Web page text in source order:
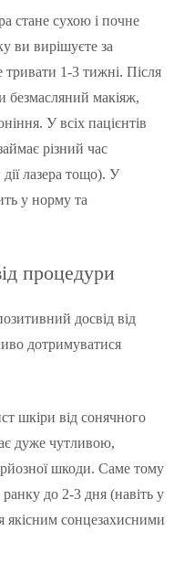
стане сухою і почне
ви вирішуєте за
1-3 тижні. Після
безмасляний макіяж,
У всіх пацієнтів
різний час
лазера тощо). У
у норму та
процедури
досвід від
дотримуватися
шкіри від сонячного
дуже чутливою,
шкоди. Саме тому
до 2-3 дня (навіть у
якісним сонцезахисними